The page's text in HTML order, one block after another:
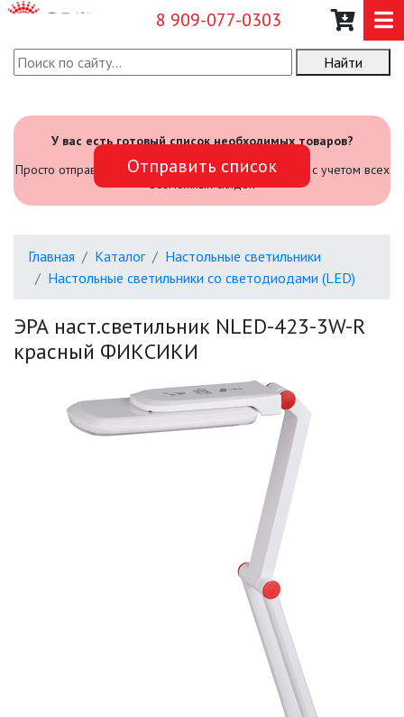
8 909-077-0303
О КОМПАНИИ
САДОВЫЙ ИНВЕНТАРЬ И
ИНСТРУМЕНТЫ
ОФИСНЫЕ ПОДВЕСНЫЕ
СВЕТИЛЬНИКИ «GEOMETRIA»
ПРОЖЕКТОРЫ
ФОНАРИ
САДОВО-ПАРКОВЫЕ
СВЕТИЛЬНИКИ
САДОВЫЕ СВЕТИЛЬНИКИ
САДОВЫЕ ФАСАДНЫЕ
СВЕТИЛЬНИКИ
СВЕТИЛЬНИКИ ДЛЯ РОСТА
РАСТЕНИЙ (ФИТОСВЕТИЛЬНИКИ)
АКСЕССУАРЫ ДЛЯ
ЭЛЕКТРОМОНТАЖА
БАКТЕРИЦИДНЫЕ ЛАМПЫ
Найти
У вас есть готовый список необходимых товаров?
Просто отправьте его нам и мы посчитаем стоимость с учетом всех
возможных скидок
Отправить список
Главная Каталог
Настольные светильники
Настольные светильники со светодиодами (LED)
ЭРА наст.светильник NLED-423-3W-R
красный ФИКСИКИ